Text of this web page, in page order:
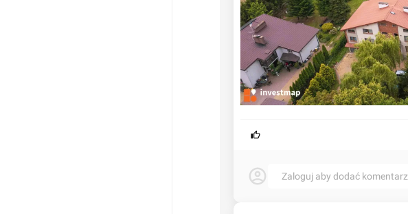
Zaloguj aby dodać komentarz